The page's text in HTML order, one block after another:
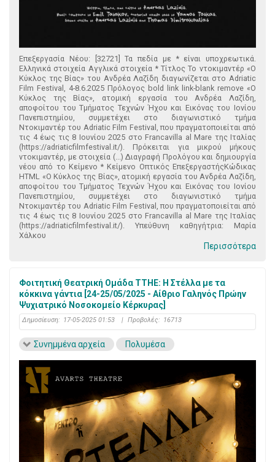
Επεξεργασία Νέου: [32721] Τα πεδία με * είναι υποχρεωτικά.
Ελληνικά στοιχεία Αγγλικά στοιχεία * Τίτλος Το ντοκιμαντέρ «Ο
Κύκλος της Βίας» του Ανδρέα Λαζίδη διαγωνίζεται στο Adriatic
Film Festival, 4-8.6.2025 Πρόλογος bold link link-blank remove «Ο
Κύκλος της Βίας», ατομική εργασία του Ανδρέα Λαζίδη,
αποφοίτου του Τμήματος Τεχνών Ήχου και Εικόνας του Ιονίου
Πανεπιστημίου, συμμετέχει στο διαγωνιστικό τμήμα
Ντοκιμαντέρ του Adriatic Film Festival, που πραγματοποιείται από
τις 4 έως τις 8 Ιουνίου 2025 στο Francavilla al Mare της Ιταλίας
(https://adriaticfilmfestival.it/). Πρόκειται για μικρού μήκους
ντοκιμαντέρ, με στοιχεία (...) Διαγραφή Προλόγου και δημιουργία
νέου από το Κείμενο * Κείμενο Οπτικός ΕπεξεργαστήςΚώδικας
HTML «Ο Κύκλος της Βίας», ατομική εργασία του Ανδρέα Λαζίδη,
αποφοίτου του Τμήματος Τεχνών Ήχου και Εικόνας του Ιονίου
Πανεπιστημίου, συμμετέχει στο διαγωνιστικό τμήμα
Ντοκιμαντέρ του Adriatic Film Festival, που πραγματοποιείται από
τις 4 έως τις 8 Ιουνίου 2025 στο Francavilla al Mare της Ιταλίας
(https://adriaticfilmfestival.it/). Υπεύθυνη καθηγήτρια: Μαρία
Χάλκου
Περισσότερα
Φοιτητική Θεατρική Ομάδα ΤΤΗΕ: Η Στέλλα με τα
κόκκινα γάντια [24-25/05/2025 - Αίθριο Γαληνός Πρώην
Ψυχιατρικό Νοσοκομείο Κέρκυρας]
Δημοσίευση: 17-05-2025 01:53 | Προβολές: 16713
Συνημμένα αρχεία Πολυμέσα